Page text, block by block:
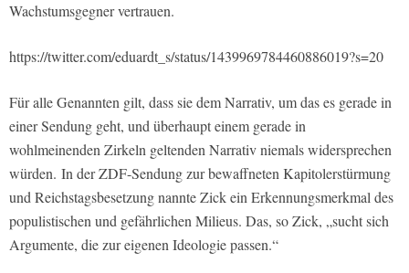
Wachstumsgegner vertrauen.
https://twitter.com/eduardt_s/status/1439969784460886019?s=20
Für alle Genannten gilt, dass sie dem Narrativ, um das es gerade in
einer Sendung geht, und überhaupt einem gerade in
wohlmeinenden Zirkeln geltenden Narrativ niemals widersprechen
würden. In der ZDF-Sendung zur bewaffneten Kapitolerstürmung
und Reichstagsbesetzung nannte Zick ein Erkennungsmerkmal des
populistischen und gefährlichen Milieus. Das, so Zick, „sucht sich
Argumente, die zur eigenen Ideologie passen.“